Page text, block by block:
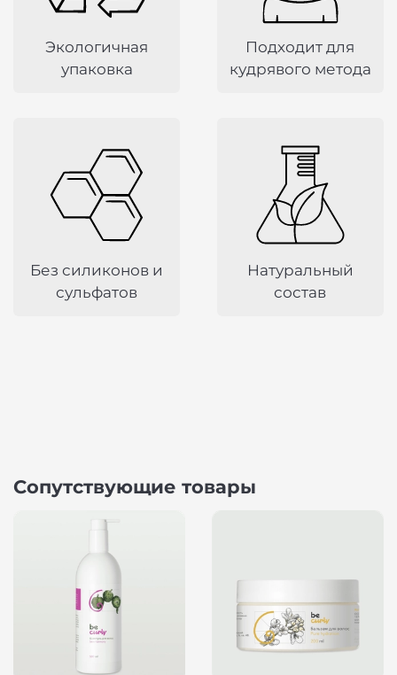
условия с последующей публикацией
сайте.
Экологичная
упаковка
Подходит для
кудрявого метода
Без силиконов и
сульфатов
Натуральный
состав
Сопутствующие товары